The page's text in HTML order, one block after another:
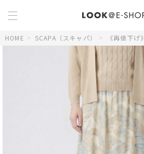
HOME > SCAPA（スキャパ） > 《再値下げ》